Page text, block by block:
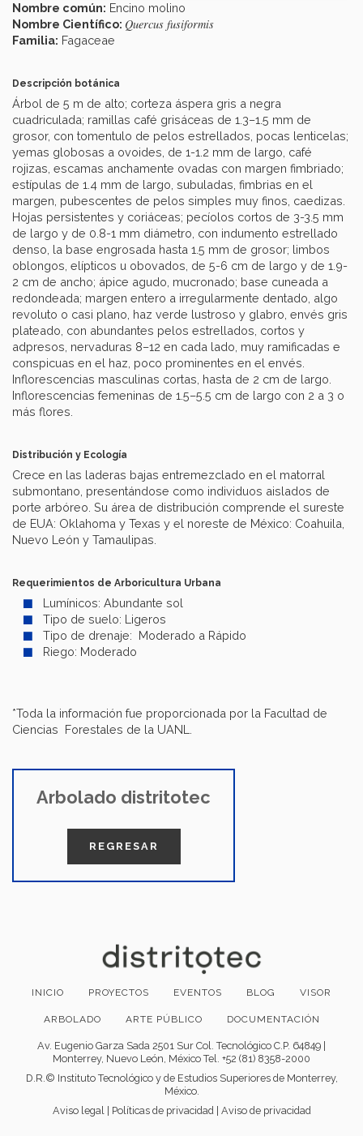
Nombre común: Encino molino
Nombre Científico: Quercus fusiformis
Familia: Fagaceae
Descripción botánica
Árbol de 5 m de alto; corteza áspera gris a negra
cuadriculada; ramillas café grisáceas de 1.3–1.5 mm de
grosor, con tomentulo de pelos estrellados, pocas lenticelas;
yemas globosas a ovoides, de 1-1.2 mm de largo, café
rojizas, escamas anchamente ovadas con margen fimbriado;
estípulas de 1.4 mm de largo, subuladas, fimbrias en el
margen, pubescentes de pelos simples muy finos, caedizas.
Hojas persistentes y coriáceas; pecíolos cortos de 3-3.5 mm
de largo y de 0.8-1 mm diámetro, con indumento estrellado
denso, la base engrosada hasta 1.5 mm de grosor; limbos
oblongos, elípticos u obovados, de 5-6 cm de largo y de 1.9-
2 cm de ancho; ápice agudo, mucronado; base cuneada a
redondeada; margen entero a irregularmente dentado, algo
revoluto o casi plano, haz verde lustroso y glabro, envés gris
plateado, con abundantes pelos estrellados, cortos y
adpresos, nervaduras 8–12 en cada lado, muy ramificadas e
conspicuas en el haz, poco prominentes en el envés.
Inflorescencias masculinas cortas, hasta de 2 cm de largo.
Inflorescencias femeninas de 1.5–5.5 cm de largo con 2 a 3 o
más flores.
Distribución y Ecología
Crece en las laderas bajas entremezclado en el matorral
submontano, presentándose como individuos aislados de
porte arbóreo. Su área de distribución comprende el sureste
de EUA: Oklahoma y Texas y el noreste de México: Coahuila,
Nuevo León y Tamaulipas.
Requerimientos de Arboricultura Urbana
Lumínicos: Abundante sol
Tipo de suelo: Ligeros
Tipo de drenaje: Moderado a Rápido
Riego: Moderado
*Toda la información fue proporcionada por la Facultad de
Ciencias Forestales de la UANL.
Arbolado distritotec
REGRESAR
INICIO PROYECTOS EVENTOS BLOG VISOR
ARBOLADO ARTE PÚBLICO DOCUMENTACIÓN
Av. Eugenio Garza Sada 2501 Sur Col. Tecnológico C.P. 64849 |
Monterrey, Nuevo León, México Tel. +52 (81) 8358-2000
D.R.© Instituto Tecnológico y de Estudios Superiores de Monterrey,
México.
Aviso legal| Políticas de privacidad| Aviso de privacidad